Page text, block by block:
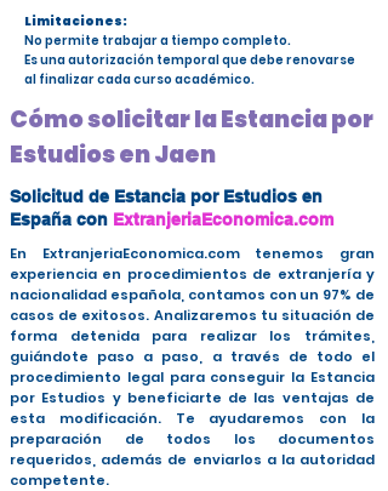
Limitaciones:
No permite trabajar a tiempo completo.
Es una autorización temporal que debe renovarse
al finalizar cada curso académico.
Cómo solicitar la Estancia por
Estudios en Jaen
Solicitud de Estancia por Estudios en
España con ExtranjeriaEconomica.com
En ExtranjeriaEconomica.com tenemos gran
experiencia en procedimientos de extranjería y
nacionalidad española, contamos con un 97% de
casos de exitosos. Analizaremos tu situación de
forma detenida para realizar los trámites,
guiándote paso a paso, a través de todo el
procedimiento legal para conseguir la Estancia
por Estudios y beneficiarte de las ventajas de
esta modificación. Te ayudaremos con la
preparación de todos los documentos
requeridos, además de enviarlos a la autoridad
competente.